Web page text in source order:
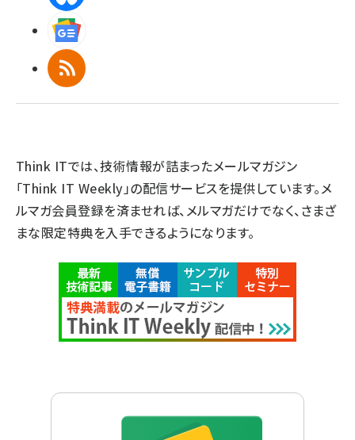
RSS
Think ITでは、技術情報が詰まったメールマガジン
「Think IT Weekly」の配信サービスを提供しています。メ
ルマガ会員登録を済ませれば、メルマガだけでなく、さまざ
まな限定特典を入手できるようになります。